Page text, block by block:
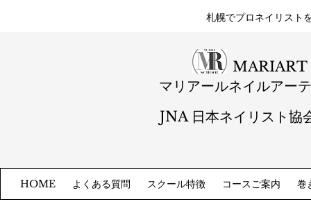
札幌​でプロネイリスト
MARIART
マリアールネイルアー
JNA 日本ネイリスト協
HOME よくある質問 スクール特徴 コースご案内 巻